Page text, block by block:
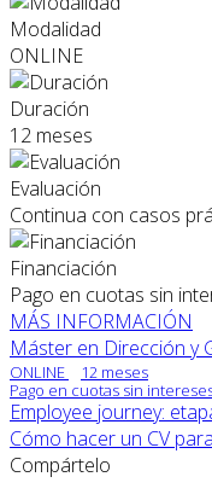
Modalidad
ONLINE
Duración
12 meses
Evaluación
Continua con casos
Financiación
Pago en cuotas sin
MÁS INFORMACIÓN
Máster en Dirección y
ONLINE
12 meses
Pago en cuotas sin
Employee journey:
Cómo hacer un CV
Compártelo